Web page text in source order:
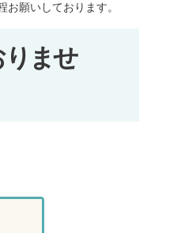
願いしております。
ませ